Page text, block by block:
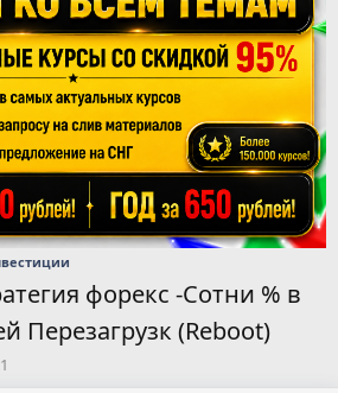
форекс -Сотни % в
Перезагрузк (Reboot)